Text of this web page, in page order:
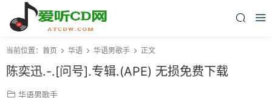
当前位置： 首页 华语 华语男歌手 正文
陈奕迅.-.[问号].专辑.(APE) 无损免费下载
华语男歌手